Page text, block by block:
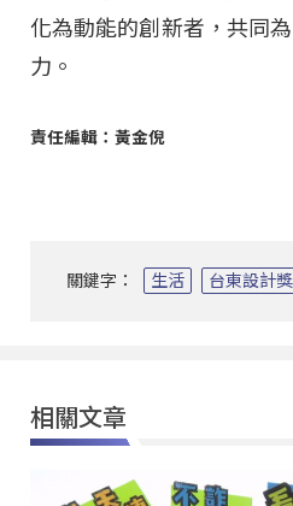
化為動能的創新者，共同
力。
責任編輯：黃金倪
關鍵字： 生活 台東設計獎
相關文章